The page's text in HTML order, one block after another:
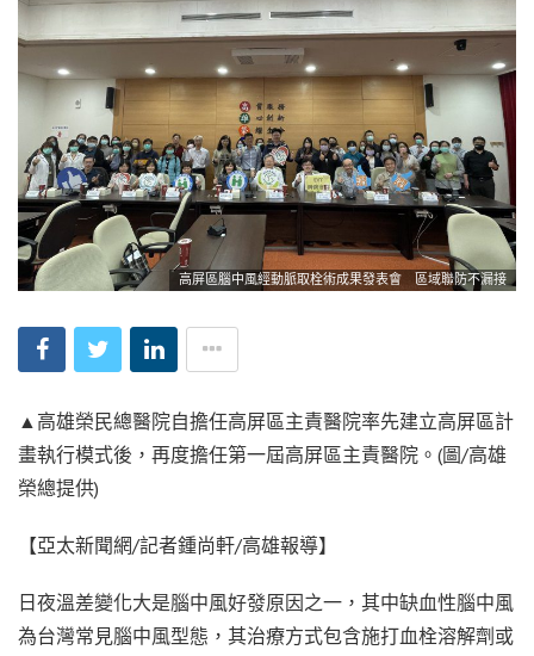
高屏區腦中風經動脈取栓術成果發表會 區域聯防不漏接
▲高雄榮民總醫院自擔任高屏區主責醫院率先建立高屏區計
畫執行模式後，再度擔任第一屆高屏區主責醫院。(圖/高雄
榮總提供)
【亞太新聞網/記者鍾尚軒/高雄報導】
日夜溫差變化大是腦中風好發原因之一，其中缺血性腦中風
為台灣常見腦中風型態，其治療方式包含施打血栓溶解劑或